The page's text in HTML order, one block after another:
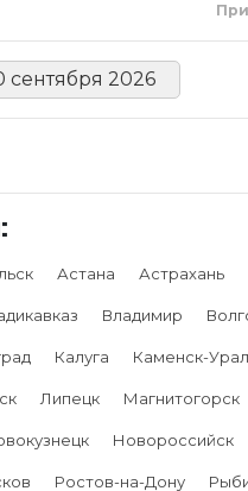
сентября 2026
Астана Астрахань
Владимир
Калуга Каменск-
Липецк Магнитогорск
Новороссийск
Ростов-на-Дону